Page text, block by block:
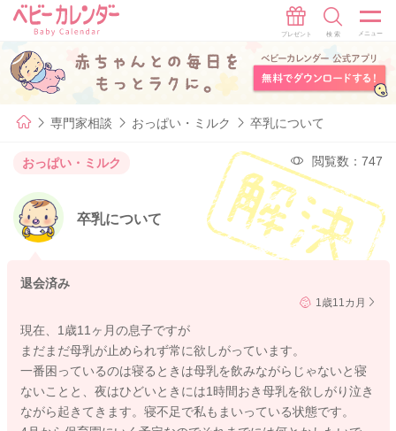
専門家相談 おっぱい・ミルク 卒乳について
おっぱい・ミルク 閲覧数：747
卒乳について
退会済み
1歳11カ月
現在、1歳11ヶ月の息子ですが
まだまだ母乳が止められず常に欲しがっています。
一番困っているのは寝るときは母乳を飲みながらじゃないと寝
ないことと、夜はひどいときには1時間おき母乳を欲しがり泣き
ながら起きてきます。寝不足で私もまいっている状態です。